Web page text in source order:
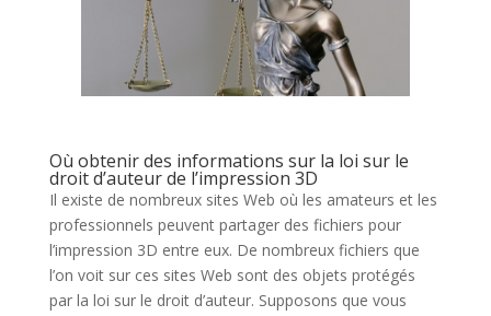
Où obtenir des informations sur la loi sur le
droit d’auteur de l’impression 3D
Il existe de nombreux sites Web où les amateurs et les
professionnels peuvent partager des fichiers pour
l’impression 3D entre eux. De nombreux fichiers que
l’on voit sur ces sites Web sont des objets protégés
par la loi sur le droit d’auteur. Supposons que vous